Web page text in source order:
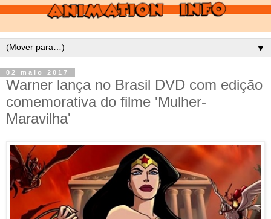
▼
02 maio 2017
Warner lança no Brasil DVD com edição
comemorativa do filme 'Mulher-
Maravilha'